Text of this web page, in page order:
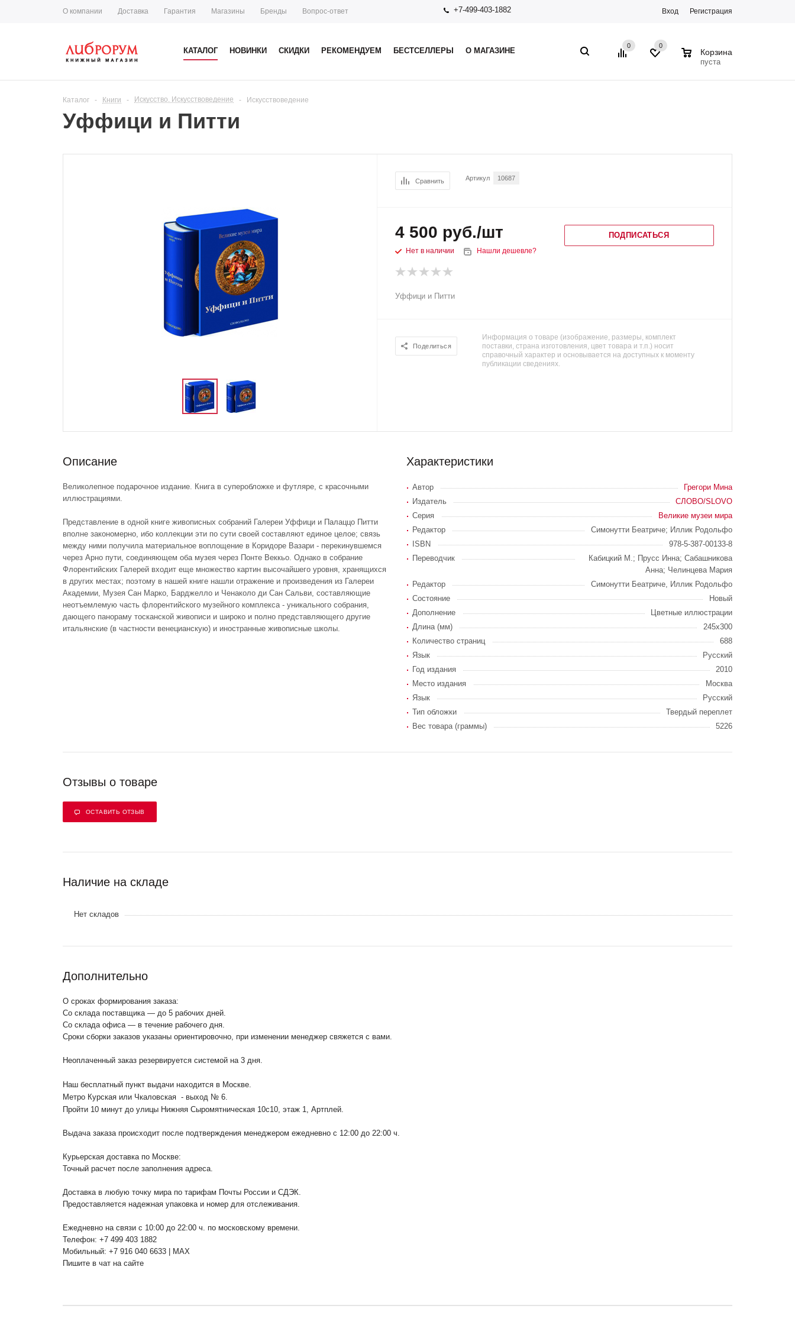
О компании Доставка Гарантия Магазины Бренды Вопрос-ответ +7-499-403-1882 Вход Регистрация
КАТАЛОГ НОВИНКИ СКИДКИ РЕКОМЕНДУЕМ БЕСТСЕЛЛЕРЫ О МАГАЗИНЕ
0 0
Корзина
пуста
Каталог - Книги - Искусство. Искусствоведение - Искусствоведение
Уффици и Питти
Сравнить Артикул 10687
4 500 руб./шт
Нет в наличии Нашли дешевле?
ПОДПИСАТЬСЯ
Уффици и Питти
Поделиться
Информация о товаре (изображение, размеры, комплект
поставки, страна изготовления, цвет товара и т.п.) носит
справочный характер и основывается на доступных к моменту
публикации сведениях.
Описание
Великолепное подарочное издание. Книга в суперобложке и футляре, с красочными
иллюстрациями.
Представление в одной книге живописных собраний Галереи Уффици и Палаццо Питти
вполне закономерно, ибо коллекции эти по сути своей составляют единое целое; связь
между ними получила материальное воплощение в Коридоре Вазари - перекинувшемся
через Арно пути, соединяющем оба музея через Понте Веккьо. Однако в собрание
Флорентийских Галерей входит еще множество картин высочайшего уровня, хранящихся
в других местах; поэтому в нашей книге нашли отражение и произведения из Галереи
Академии, Музея Сан Марко, Барджелло и Ченаколо ди Сан Сальви, составляющие
неотъемлемую часть флорентийского музейного комплекса - уникального собрания,
дающего панораму тосканской живописи и широко и полно представляющего другие
итальянские (в частности венецианскую) и иностранные живописные школы.
Характеристики
Автор
Грегори Мина
Издатель
СЛОВО/SLOVO
Серия
Великие музеи мира
Редактор
Симонутти Беатриче; Иллик Родольфо
ISBN
978-5-387-00133-8
Переводчик
Кабицкий М.; Прусс Инна; Сабашникова
Анна; Челинцева Мария
Редактор
Симонутти Беатриче, Иллик Родольфо
Состояние
Новый
Дополнение
Цветные иллюстрации
Длина (мм)
245х300
Количество страниц
688
Язык
Русский
Год издания
2010
Место издания
Москва
Язык
Русский
Тип обложки
Твердый переплет
Вес товара (граммы)
5226
Отзывы о товаре
ОСТАВИТЬ ОТЗЫВ
Наличие на складе
Нет складов
Дополнительно
О сроках формирования заказа:
Со склада поставщика — до 5 рабочих дней.
Со склада офиса — в течение рабочего дня.
Сроки сборки заказов указаны ориентировочно, при изменении менеджер свяжется с вами.
Неоплаченный заказ резервируется системой на 3 дня.
Наш бесплатный пункт выдачи находится в Москве.
Метро Курская или Чкаловская - выход № 6.
Пройти 10 минут до улицы Нижняя Сыромятническая 10с10 , этаж 1, Артплей.
Выдача заказа происходит после подтверждения менеджером ежедневно с 12:00 до 22:00 ч.
Курьерская доставка по Москве:
Точный расчет после заполнения адреса.
Доставка в любую точку мира по тарифам Почты России и СДЭК.
Предоставляется надежная упаковка и номер для отслеживания.
Ежедневно на связи с 10:00 до 22:00 ч. по московскому времени.
Телефон: +7 499 403 1882
Мобильный: +7 916 040 6633 | MAX
Пишите в чат на сайте